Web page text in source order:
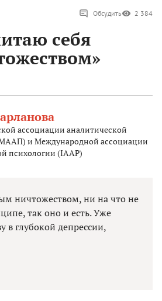
Обсудить 2 384
себя
ассоциации аналитической
и Международной ассоциации
психологии (IAAP)
ничтожеством, ни на что не
так оно и есть. Уже
в глубокой депрессии,